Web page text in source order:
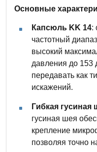
Основные
Капсюль KK 14:
частотный
высокий
давления до 153
передавать как
искажений.
Гибкая гусиная
гусиная шея
крепление
позволяя точно